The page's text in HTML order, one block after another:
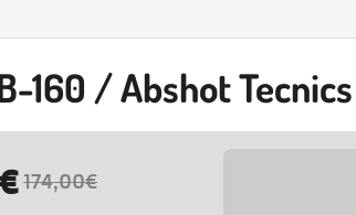
160 / Abshot Tecnics
174,00€
€